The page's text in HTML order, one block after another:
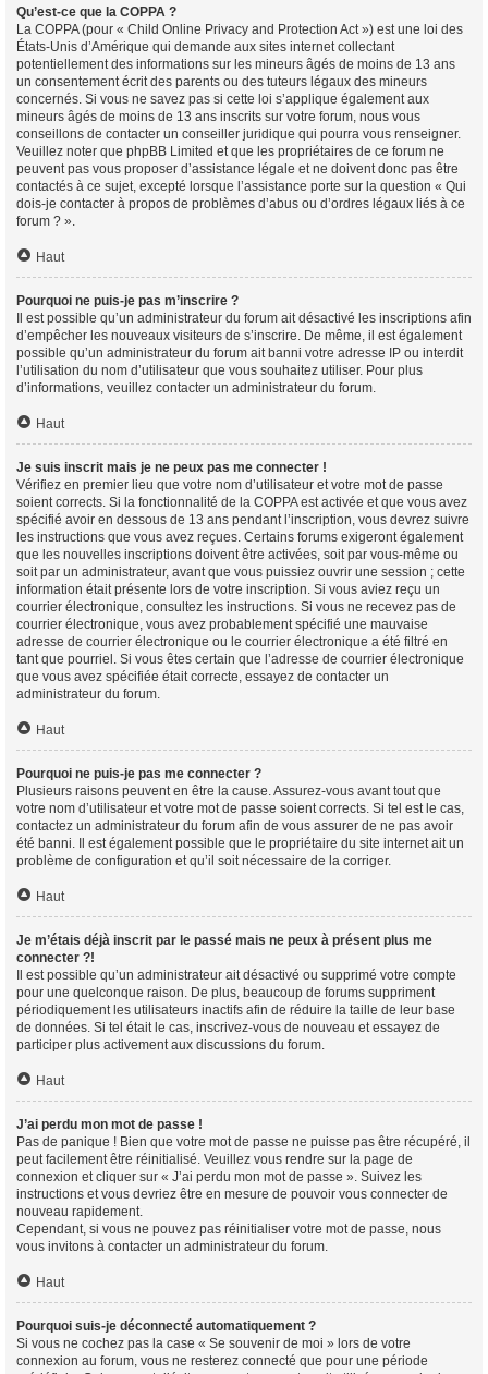
Qu’est-ce que la COPPA ?
La COPPA (pour « Child Online Privacy and Protection Act ») est une loi des
États-Unis d’Amérique qui demande aux sites internet collectant
potentiellement des informations sur les mineurs âgés de moins de 13 ans
un consentement écrit des parents ou des tuteurs légaux des mineurs
concernés. Si vous ne savez pas si cette loi s’applique également aux
mineurs âgés de moins de 13 ans inscrits sur votre forum, nous vous
conseillons de contacter un conseiller juridique qui pourra vous renseigner.
Veuillez noter que phpBB Limited et que les propriétaires de ce forum ne
peuvent pas vous proposer d’assistance légale et ne doivent donc pas être
contactés à ce sujet, excepté lorsque l’assistance porte sur la question « Qui
dois-je contacter à propos de problèmes d’abus ou d’ordres légaux liés à ce
forum ? ».
Haut
Pourquoi ne puis-je pas m’inscrire ?
Il est possible qu’un administrateur du forum ait désactivé les inscriptions afin
d’empêcher les nouveaux visiteurs de s’inscrire. De même, il est également
possible qu’un administrateur du forum ait banni votre adresse IP ou interdit
l’utilisation du nom d’utilisateur que vous souhaitez utiliser. Pour plus
d’informations, veuillez contacter un administrateur du forum.
Haut
Je suis inscrit mais je ne peux pas me connecter !
Vérifiez en premier lieu que votre nom d’utilisateur et votre mot de passe
soient corrects. Si la fonctionnalité de la COPPA est activée et que vous avez
spécifié avoir en dessous de 13 ans pendant l’inscription, vous devrez suivre
les instructions que vous avez reçues. Certains forums exigeront également
que les nouvelles inscriptions doivent être activées, soit par vous-même ou
soit par un administrateur, avant que vous puissiez ouvrir une session ; cette
information était présente lors de votre inscription. Si vous aviez reçu un
courrier électronique, consultez les instructions. Si vous ne recevez pas de
courrier électronique, vous avez probablement spécifié une mauvaise
adresse de courrier électronique ou le courrier électronique a été filtré en
tant que pourriel. Si vous êtes certain que l’adresse de courrier électronique
que vous avez spécifiée était correcte, essayez de contacter un
administrateur du forum.
Haut
Pourquoi ne puis-je pas me connecter ?
Plusieurs raisons peuvent en être la cause. Assurez-vous avant tout que
votre nom d’utilisateur et votre mot de passe soient corrects. Si tel est le cas,
contactez un administrateur du forum afin de vous assurer de ne pas avoir
été banni. Il est également possible que le propriétaire du site internet ait un
problème de configuration et qu’il soit nécessaire de la corriger.
Haut
Je m’étais déjà inscrit par le passé mais ne peux à présent plus me
connecter ?!
Il est possible qu’un administrateur ait désactivé ou supprimé votre compte
pour une quelconque raison. De plus, beaucoup de forums suppriment
périodiquement les utilisateurs inactifs afin de réduire la taille de leur base
de données. Si tel était le cas, inscrivez-vous de nouveau et essayez de
participer plus activement aux discussions du forum.
Haut
J’ai perdu mon mot de passe !
Pas de panique ! Bien que votre mot de passe ne puisse pas être récupéré, il
peut facilement être réinitialisé. Veuillez vous rendre sur la page de
connexion et cliquer sur « J’ai perdu mon mot de passe ». Suivez les
instructions et vous devriez être en mesure de pouvoir vous connecter de
nouveau rapidement.
Cependant, si vous ne pouvez pas réinitialiser votre mot de passe, nous
vous invitons à contacter un administrateur du forum.
Haut
Pourquoi suis-je déconnecté automatiquement ?
Si vous ne cochez pas la case « Se souvenir de moi » lors de votre
connexion au forum, vous ne resterez connecté que pour une période